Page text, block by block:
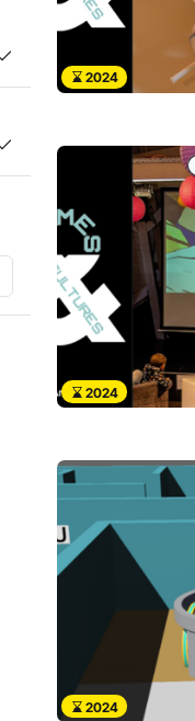
2024
2024
2024